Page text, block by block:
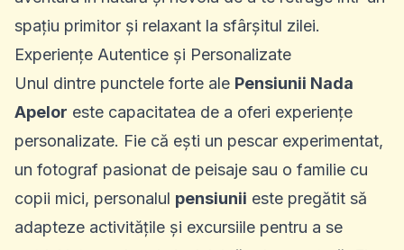
spațiu primitor și relaxant la sfârșitul zilei.
Experiențe Autentice și Personalizate
Unul dintre punctele forte ale Pensiunii Nada
Apelor este capacitatea de a oferi experiențe
personalizate. Fie că ești un pescar experimentat,
un fotograf pasionat de peisaje sau o familie cu
copii mici, personalul pensiunii este pregătit să
adapteze activitățile și excursiile pentru a se